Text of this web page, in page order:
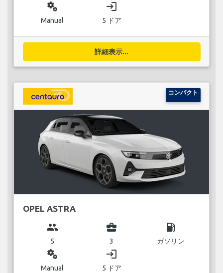
miscellaneous_services
Manual
login
5 ドア
詳細表示...
コンパクト
OPEL ASTRA
group
5
business_center
3
local_gas_station
ガソリン
miscellaneous_services
Manual
login
5 ドア